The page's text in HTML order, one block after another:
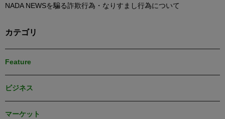
NADA NEWSを騙る詐欺行為・なりすまし行為について
カテゴリ
Feature
ビジネス
マーケット